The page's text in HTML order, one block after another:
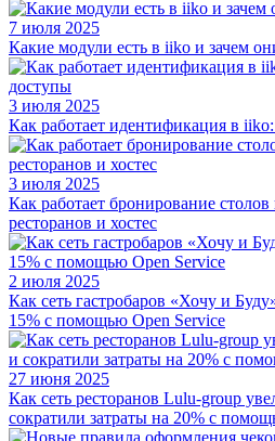
7 июля 2025
Какие модули есть в iiko и зачем
3 июля 2025
Как работает идентификация в
3 июля 2025
Как работает бронирование
ресторанов и хостес
2 июля 2025
Как сеть гастробаров «Хочу и
15% с помощью Open Service
27 июня 2025
Как сеть ресторанов Lulu-group
сократили затраты на 20% с